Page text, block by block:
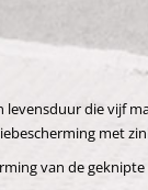
levensduur die vijf
met
van de